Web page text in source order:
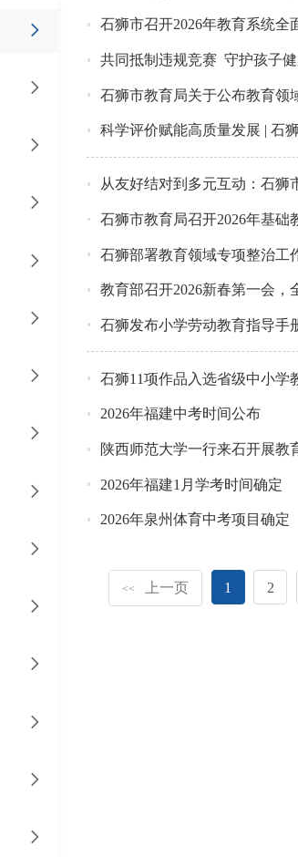
石狮市召开2026年教育系统
共同抵制违规竞赛 守护孩子
石狮市教育局关于公布教育领
科学评价赋能高质量发展 | 石
从友好结对到多元互动：石狮
石狮市教育局召开2026年基
石狮部署教育领域专项整治工
教育部召开2026新春第一会
石狮发布小学劳动教育指导手
石狮11项作品入选省级中小学
2026年福建中考时间公布
陕西师范大学一行来石开展教
2026年福建1月学考时间确定
2026年泉州体育中考项目确定
<< 上一页 1 2